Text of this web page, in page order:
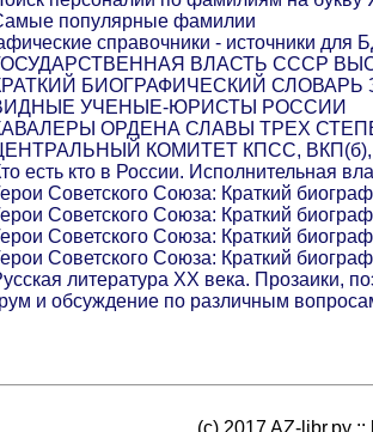
популярные фамилии
справочники - источники для
ВЛАСТЬ СССР
БИОГРАФИЧЕСКИЙ
УЧЕНЫЕ-ЮРИСТЫ РОССИИ
ОРДЕНА СЛАВЫ ТРЕХ
КОМИТЕТ КПСС, ВКП(б),
есть кто в России. Исполнительная
Советского Союза: Краткий
Советского Союза: Краткий
Советского Союза: Краткий
Советского Союза: Краткий
литература XX века. Прозаики,
и обсуждение по различным